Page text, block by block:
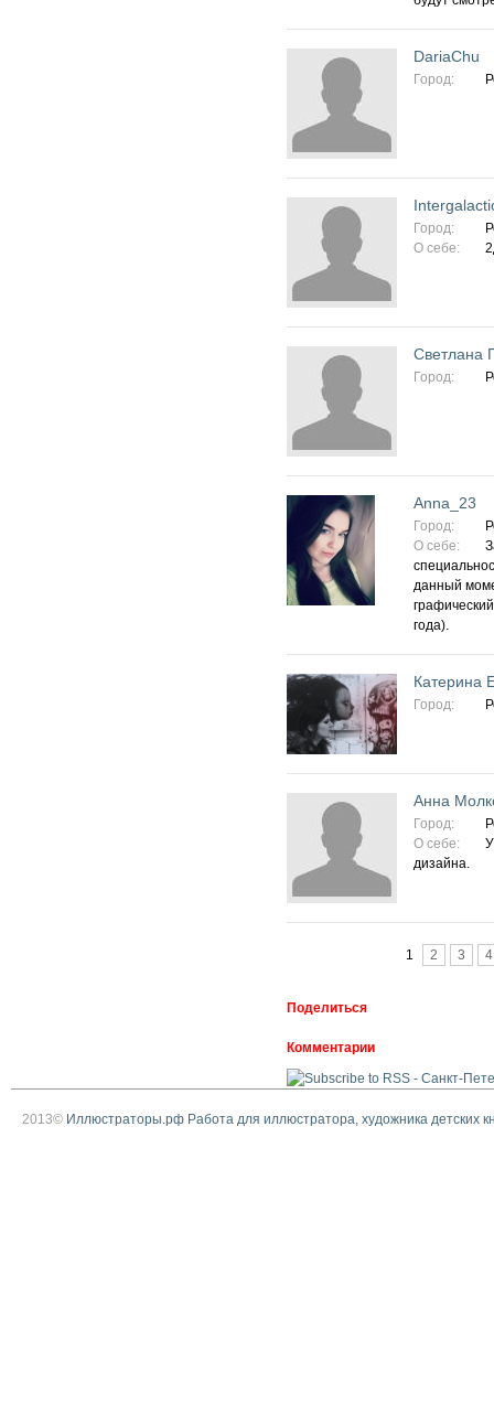
DariaChu
Город:
Город:
О себе:
Светлана
Город:
Аnna_23
Город:
О себе:
данный
года).
Катерина
Город:
Анна
Город:
О себе:
дизайна.
1 2 3 4
Поделиться
Комментарии
2013© Иллюстраторы.рф Работа для иллюстратора, художника детских